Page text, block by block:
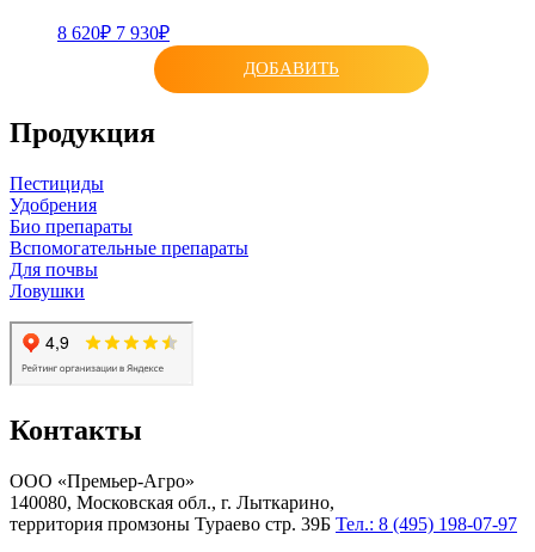
8 620₽ 7 930₽
ДОБАВИТЬ
Продукция
Пестициды
Удобрения
Био препараты
Вспомогательные препараты
Для почвы
Ловушки
Контакты
ООО «Премьер-Агро»
140080, Московская обл., г. Лыткарино,
территория промзоны Тураево стр. 39Б Тел.: 8 (495) 198-07-97